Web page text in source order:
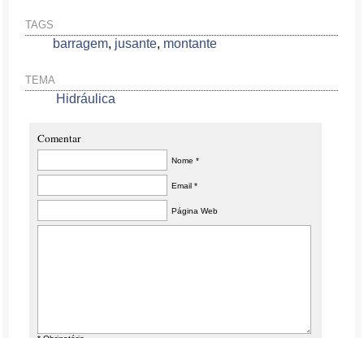
TAGS
barragem, jusante, montante
TEMA
Hidráulica
Comentar
Nome *
Email *
Página Web